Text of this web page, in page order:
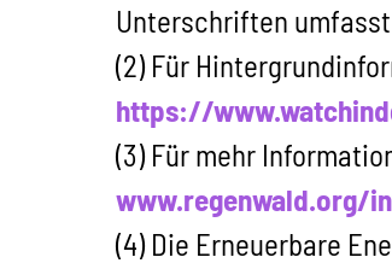
Unterschriften
(2) Für
https://
(3) Für mehr
www.regenwald.org/
(4) Die Erneuerbare